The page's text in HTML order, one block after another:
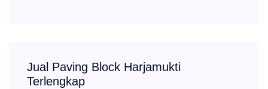
Jual Paving Block Harjamukti
Terlengkap